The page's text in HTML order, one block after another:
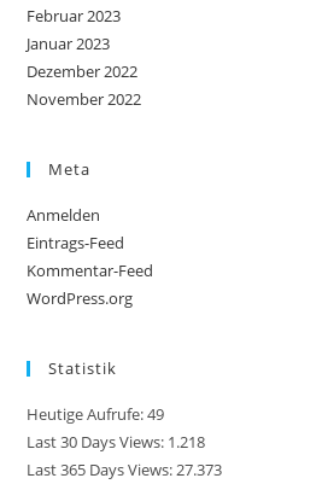
Februar 2023
Januar 2023
Dezember 2022
November 2022
Meta
Anmelden
Eintrags-Feed
Kommentar-Feed
WordPress.org
Statistik
Heutige Aufrufe:49
Last 30 Days Views: 1.218
Last 365 Days Views:27.373